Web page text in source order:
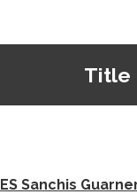
Title
Sanchis